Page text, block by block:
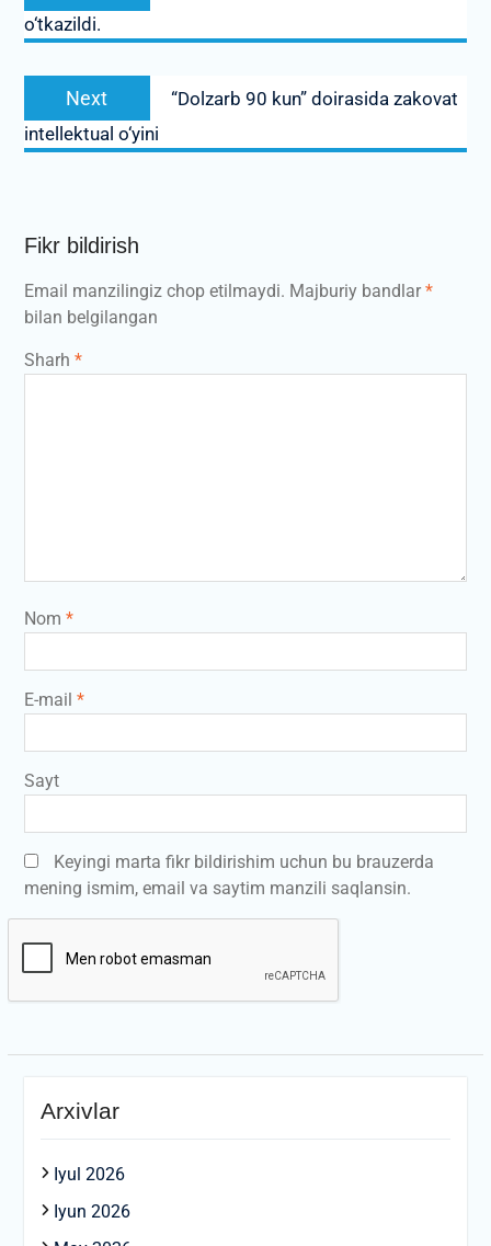
o‘tkazildi.
Next
Next
post:
“Dolzarb 90 kun” doirasida zakovat
intellektual o‘yini
Fikr bildirish
Email manzilingiz chop etilmaydi. Majburiy bandlar*
bilan belgilangan
Sharh *
Nom *
E-mail *
Sayt
Keyingi marta fikr bildirishim uchun bu brauzerda
mening ismim, email va saytim manzili saqlansin.
Arxivlar
Iyul 2026
Iyun 2026